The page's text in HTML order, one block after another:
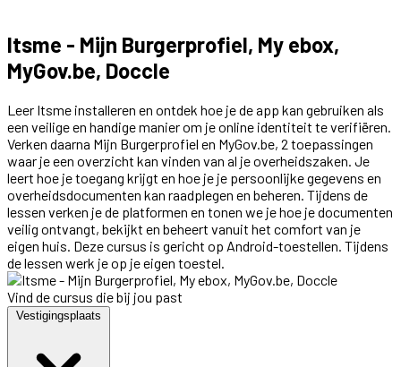
Itsme - Mijn Burgerprofiel, My ebox,
MyGov.be, Doccle
Leer Itsme installeren en ontdek hoe je de app kan gebruiken als
een veilige en handige manier om je online identiteit te verifiëren.
Verken daarna Mijn Burgerprofiel en MyGov.be, 2 toepassingen
waar je een overzicht kan vinden van al je overheidszaken. Je
leert hoe je toegang krijgt en hoe je je persoonlijke gegevens en
overheidsdocumenten kan raadplegen en beheren. Tijdens de
lessen verken je de platformen en tonen we je hoe je documenten
veilig ontvangt, bekijkt en beheert vanuit het comfort van je
eigen huis. Deze cursus is gericht op Android-toestellen. Tijdens
de lessen werk je op je eigen toestel.
Vind de cursus die bij jou past
Vestigingsplaats